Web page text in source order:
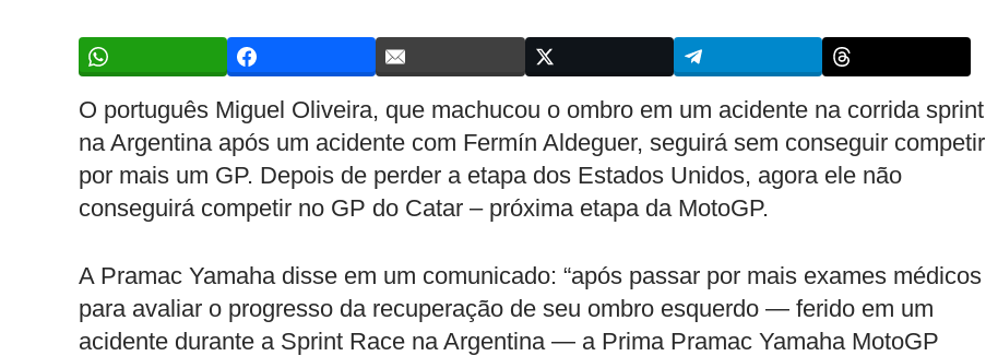
O português Miguel Oliveira, que machucou o ombro em um acidente na corrida sprint
na Argentina após um acidente com Fermín Aldeguer, seguirá sem conseguir competir
por mais um GP. Depois de perder a etapa dos Estados Unidos, agora ele não
conseguirá competir no GP do Catar – próxima etapa da MotoGP.
A Pramac Yamaha disse em um comunicado: “após passar por mais exames médicos
para avaliar o progresso da recuperação de seu ombro esquerdo — ferido em um
acidente durante a Sprint Race na Argentina — a Prima Pramac Yamaha MotoGP